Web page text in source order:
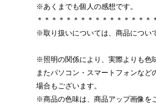
※あくまでも個人の感想です。
＊＊＊＊＊＊＊＊＊＊＊＊＊＊＊＊
※取り扱いについては、商品につい
※照明の関係により、実際よりも色
またパソコン・スマートフォンな
場合もございます。
※商品の色味は、商品アップ画像を